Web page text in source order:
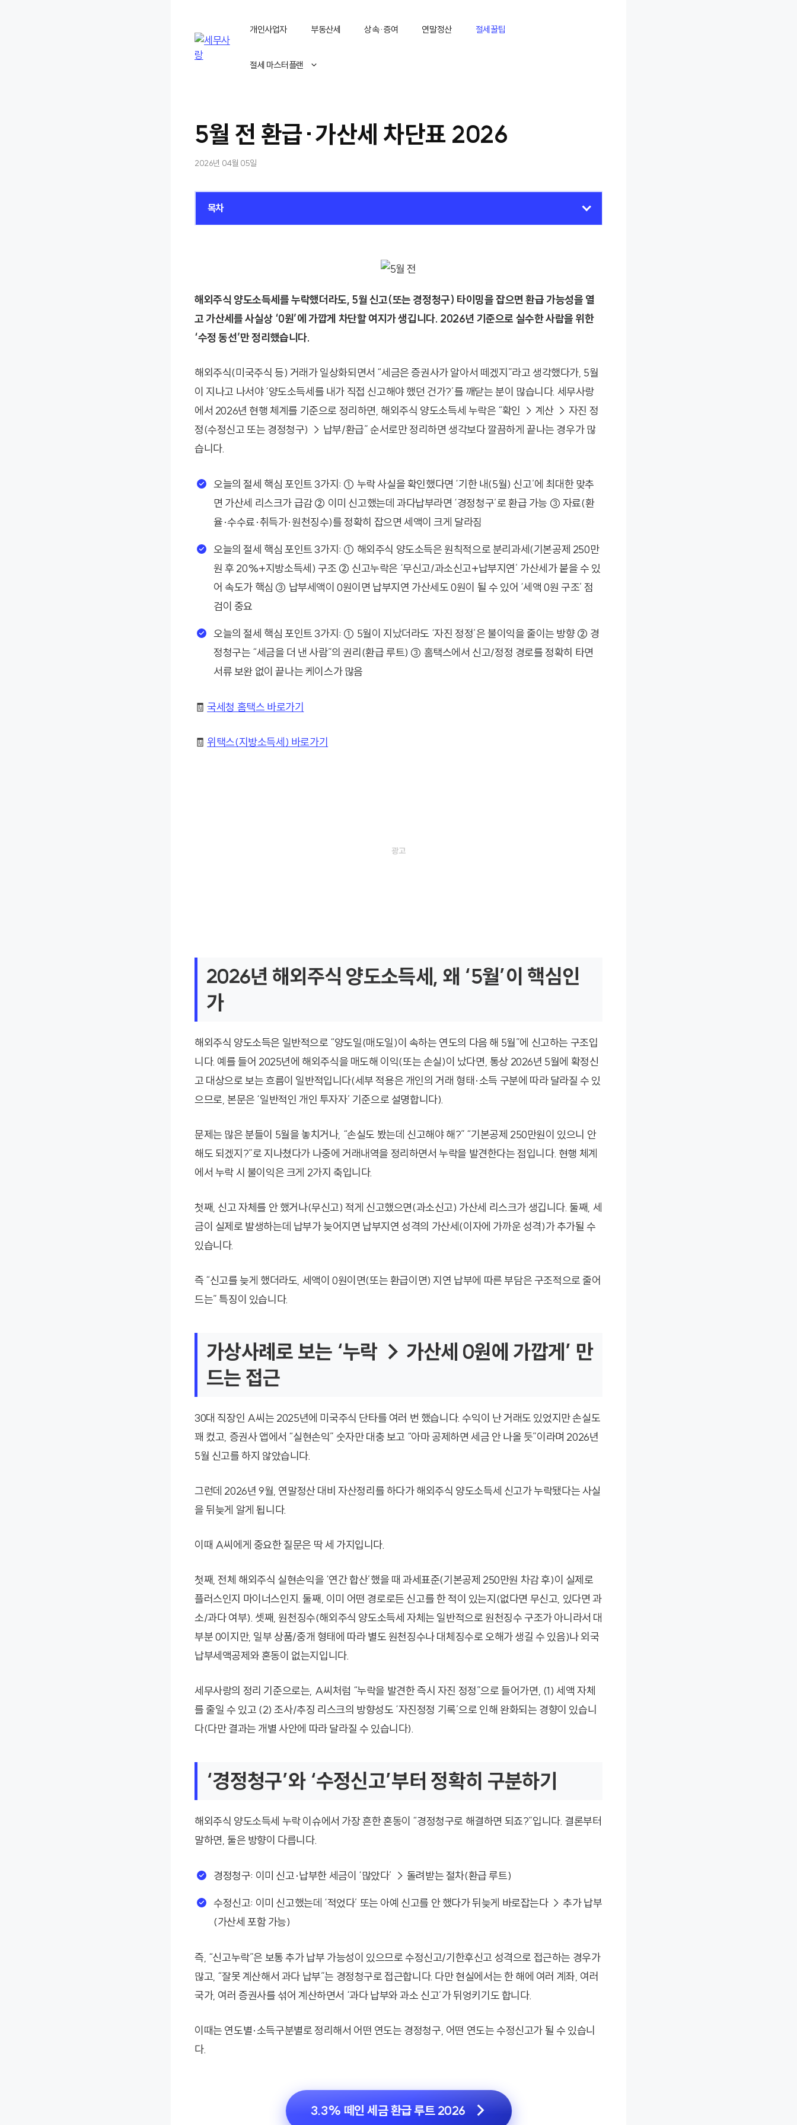
개인사업자 부동산세 상속·증여 연말정산 절세꿀팁
절세 마스터플랜
5월 전 환급·가산세 차단표 2026
2026년 04월 05일
목차
해외주식 양도소득세를 누락했더라도, 5월 신고(또는 경정청구) 타이밍을 잡으면 환급 가능성을 열
고 가산세를 사실상 ‘0원’에 가깝게 차단할 여지가 생깁니다. 2026년 기준으로 실수한 사람을 위한
‘수정 동선’만 정리했습니다.
해외주식(미국주식 등) 거래가 일상화되면서 “세금은 증권사가 알아서 떼겠지”라고 생각했다가, 5월
이 지나고 나서야 ‘양도소득세를 내가 직접 신고해야 했던 건가?’를 깨닫는 분이 많습니다. 세무사랑
에서 2026년 현행 체계를 기준으로 정리하면, 해외주식 양도소득세 누락은 “확인 → 계산 → 자진 정
정(수정신고 또는 경정청구) → 납부/환급” 순서로만 정리하면 생각보다 깔끔하게 끝나는 경우가 많
습니다.
오늘의 절세 핵심 포인트 3가지: ① 누락 사실을 확인했다면 ‘기한 내(5월) 신고’에 최대한 맞추
면 가산세 리스크가 급감 ② 이미 신고했는데 과다납부라면 ‘경정청구’로 환급 가능 ③ 자료(환
율·수수료·취득가·원천징수)를 정확히 잡으면 세액이 크게 달라짐
오늘의 절세 핵심 포인트 3가지: ① 해외주식 양도소득은 원칙적으로 분리과세(기본공제 250만
원 후 20%+지방소득세) 구조 ② 신고누락은 ‘무신고/과소신고+납부지연’ 가산세가 붙을 수 있
어 속도가 핵심 ③ 납부세액이 0원이면 납부지연 가산세도 0원이 될 수 있어 ‘세액 0원 구조’ 점
검이 중요
오늘의 절세 핵심 포인트 3가지: ① 5월이 지났더라도 ‘자진 정정’은 불이익을 줄이는 방향 ② 경
정청구는 “세금을 더 낸 사람”의 권리(환급 루트) ③ 홈택스에서 신고/정정 경로를 정확히 타면
서류 보완 없이 끝나는 케이스가 많음
🧾국세청 홈택스 바로가기
🧾위택스(지방소득세) 바로가기
2026년 해외주식 양도소득세, 왜 ‘5월’이 핵심인
가
해외주식 양도소득은 일반적으로 “양도일(매도일)이 속하는 연도의 다음 해 5월”에 신고하는 구조입
니다. 예를 들어 2025년에 해외주식을 매도해 이익(또는 손실)이 났다면, 통상 2026년 5월에 확정신
고 대상으로 보는 흐름이 일반적입니다(세부 적용은 개인의 거래 형태·소득 구분에 따라 달라질 수 있
으므로, 본문은 ‘일반적인 개인 투자자’ 기준으로 설명합니다).
문제는 많은 분들이 5월을 놓치거나, “손실도 봤는데 신고해야 해?” “기본공제 250만원이 있으니 안
해도 되겠지?”로 지나쳤다가 나중에 거래내역을 정리하면서 누락을 발견한다는 점입니다. 현행 체계
에서 누락 시 불이익은 크게 2가지 축입니다.
첫째, 신고 자체를 안 했거나(무신고) 적게 신고했으면(과소신고) 가산세 리스크가 생깁니다. 둘째, 세
금이 실제로 발생하는데 납부가 늦어지면 납부지연 성격의 가산세(이자에 가까운 성격)가 추가될 수
있습니다.
즉 “신고를 늦게 했더라도, 세액이 0원이면(또는 환급이면) 지연 납부에 따른 부담은 구조적으로 줄어
드는” 특징이 있습니다.
가상사례로 보는 ‘누락 → 가산세 0원에 가깝게’ 만
드는 접근
30대 직장인 A씨는 2025년에 미국주식 단타를 여러 번 했습니다. 수익이 난 거래도 있었지만 손실도
꽤 컸고, 증권사 앱에서 “실현손익” 숫자만 대충 보고 “아마 공제하면 세금 안 나올 듯”이라며 2026년
5월 신고를 하지 않았습니다.
그런데 2026년 9월, 연말정산 대비 자산정리를 하다가 해외주식 양도소득세 신고가 누락됐다는 사실
을 뒤늦게 알게 됩니다.
이때 A씨에게 중요한 질문은 딱 세 가지입니다.
첫째, 전체 해외주식 실현손익을 ‘연간 합산’했을 때 과세표준(기본공제 250만원 차감 후)이 실제로
플러스인지 마이너스인지. 둘째, 이미 어떤 경로로든 신고를 한 적이 있는지(없다면 무신고, 있다면 과
소/과다 여부). 셋째, 원천징수(해외주식 양도소득세 자체는 일반적으로 원천징수 구조가 아니라서 대
부분 0이지만, 일부 상품/중개 형태에 따라 별도 원천징수나 대체징수로 오해가 생길 수 있음)나 외국
납부세액공제와 혼동이 없는지입니다.
세무사랑의 정리 기준으로는, A씨처럼 “누락을 발견한 즉시 자진 정정”으로 들어가면, (1) 세액 자체
를 줄일 수 있고 (2) 조사/추징 리스크의 방향성도 ‘자진정정 기록’으로 인해 완화되는 경향이 있습니
다(다만 결과는 개별 사안에 따라 달라질 수 있습니다).
‘경정청구’와 ‘수정신고’부터 정확히 구분하기
해외주식 양도소득세 누락 이슈에서 가장 흔한 혼동이 “경정청구로 해결하면 되죠?”입니다. 결론부터
말하면, 둘은 방향이 다릅니다.
경정청구: 이미 신고·납부한 세금이 ‘많았다’ → 돌려받는 절차(환급 루트)
수정신고: 이미 신고했는데 ‘적었다’ 또는 아예 신고를 안 했다가 뒤늦게 바로잡는다 → 추가 납부
(가산세 포함 가능)
즉, “신고누락”은 보통 추가 납부 가능성이 있으므로 수정신고/기한후신고 성격으로 접근하는 경우가
많고, “잘못 계산해서 과다 납부”는 경정청구로 접근합니다. 다만 현실에서는 한 해에 여러 계좌, 여러
국가, 여러 증권사를 섞어 계산하면서 ‘과다 납부와 과소 신고’가 뒤엉키기도 합니다.
이때는 연도별·소득구분별로 정리해서 어떤 연도는 경정청구, 어떤 연도는 수정신고가 될 수 있습니
다.
3.3% 떼인 세금 환급 루트 2026